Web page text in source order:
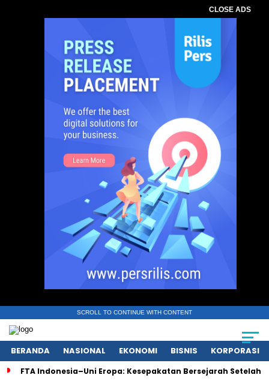
CLOSE ADS
SCROLL TO CONTINUE WITH CONTENT
BERANDA NASIONAL EKONOMI BISNIS KORPORASI
FTA Indonesia–Uni Eropa: Kesepakatan Bersejarah Setelah